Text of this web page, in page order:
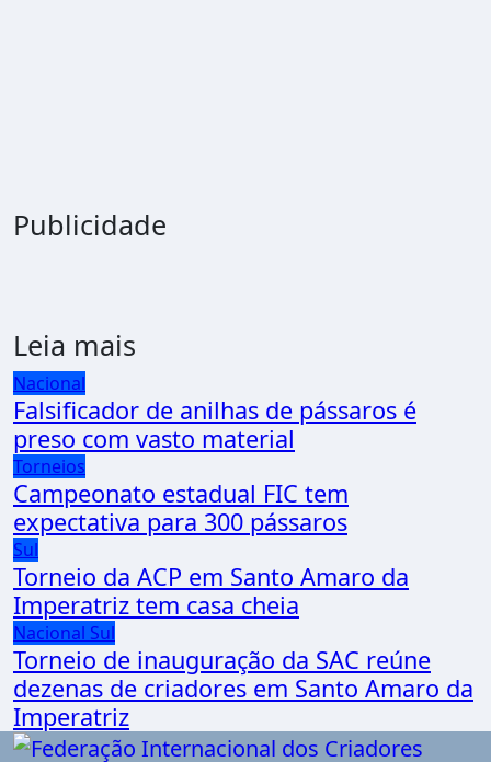
Publicidade
Leia mais
Nacional
Falsificador de anilhas de pássaros é
preso com vasto material
Torneios
Campeonato estadual FIC tem
expectativa para 300 pássaros
Sul
Torneio da ACP em Santo Amaro da
Imperatriz tem casa cheia
Nacional Sul
Torneio de inauguração da SAC reúne
dezenas de criadores em Santo Amaro da
Imperatriz